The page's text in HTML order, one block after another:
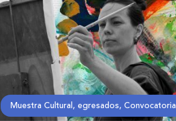
Muestra Cultural, egresados, Convocatoria